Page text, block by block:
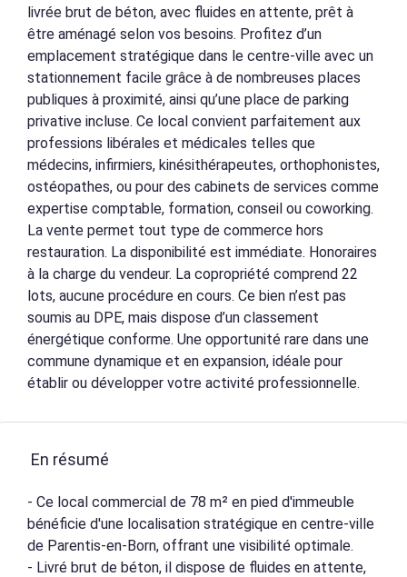
livrée brut de béton, avec fluides en attente, prêt à
être aménagé selon vos besoins. Profitez d’un
emplacement stratégique dans le centre-ville avec un
stationnement facile grâce à de nombreuses places
publiques à proximité, ainsi qu’une place de parking
privative incluse. Ce local convient parfaitement aux
professions libérales et médicales telles que
médecins, infirmiers, kinésithérapeutes, orthophonistes,
ostéopathes, ou pour des cabinets de services comme
expertise comptable, formation, conseil ou coworking.
La vente permet tout type de commerce hors
restauration. La disponibilité est immédiate. Honoraires
à la charge du vendeur. La copropriété comprend 22
lots, aucune procédure en cours. Ce bien n’est pas
soumis au DPE, mais dispose d’un classement
énergétique conforme. Une opportunité rare dans une
commune dynamique et en expansion, idéale pour
établir ou développer votre activité professionnelle.
En résumé
- Ce local commercial de 78 m² en pied d'immeuble
bénéficie d'une localisation stratégique en centre-ville
de Parentis-en-Born, offrant une visibilité optimale.
- Livré brut de béton, il dispose de fluides en attente,